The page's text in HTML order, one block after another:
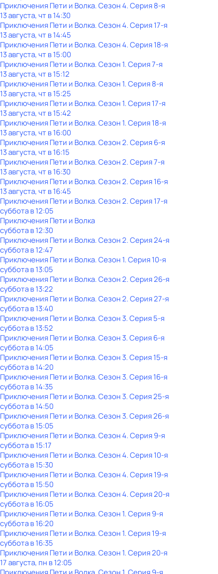
Приключения Пети и Волка. Сезон 4. Серия 8-я
13 августа, чт в 14:30
Приключения Пети и Волка. Сезон 4. Серия 17-я
13 августа, чт в 14:45
Приключения Пети и Волка. Сезон 4. Серия 18-я
13 августа, чт в 15:00
Приключения Пети и Волка. Сезон 1. Серия 7-я
13 августа, чт в 15:12
Приключения Пети и Волка. Сезон 1. Серия 8-я
13 августа, чт в 15:25
Приключения Пети и Волка. Сезон 1. Серия 17-я
13 августа, чт в 15:42
Приключения Пети и Волка. Сезон 1. Серия 18-я
13 августа, чт в 16:00
Приключения Пети и Волка. Сезон 2. Серия 6-я
13 августа, чт в 16:15
Приключения Пети и Волка. Сезон 2. Серия 7-я
13 августа, чт в 16:30
Приключения Пети и Волка. Сезон 2. Серия 16-я
13 августа, чт в 16:45
Приключения Пети и Волка. Сезон 2. Серия 17-я
субботав12:05
Приключения Пети и Волка
субботав12:30
Приключения Пети и Волка. Сезон 2. Серия 24-я
субботав12:47
Приключения Пети и Волка. Сезон 1. Серия 10-я
субботав13:05
Приключения Пети и Волка. Сезон 2. Серия 26-я
субботав13:22
Приключения Пети и Волка. Сезон 2. Серия 27-я
субботав13:40
Приключения Пети и Волка. Сезон 3. Серия 5-я
субботав13:52
Приключения Пети и Волка. Сезон 3. Серия 6-я
субботав14:05
Приключения Пети и Волка. Сезон 3. Серия 15-я
субботав14:20
Приключения Пети и Волка. Сезон 3. Серия 16-я
субботав14:35
Приключения Пети и Волка. Сезон 3. Серия 25-я
субботав14:50
Приключения Пети и Волка. Сезон 3. Серия 26-я
субботав15:05
Приключения Пети и Волка. Сезон 4. Серия 9-я
субботав15:17
Приключения Пети и Волка. Сезон 4. Серия 10-я
субботав15:30
Приключения Пети и Волка. Сезон 4. Серия 19-я
субботав15:50
Приключения Пети и Волка. Сезон 4. Серия 20-я
субботав16:05
Приключения Пети и Волка. Сезон 1. Серия 9-я
субботав16:20
Приключения Пети и Волка. Сезон 1. Серия 19-я
субботав16:35
Приключения Пети и Волка. Сезон 1. Серия 20-я
17 августа, пн в 12:05